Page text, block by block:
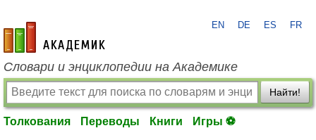
academic.ru
EN DE ES FR
Словари и энциклопедии на Академике
Найти!
Толкования Переводы Книги Игры ⚽